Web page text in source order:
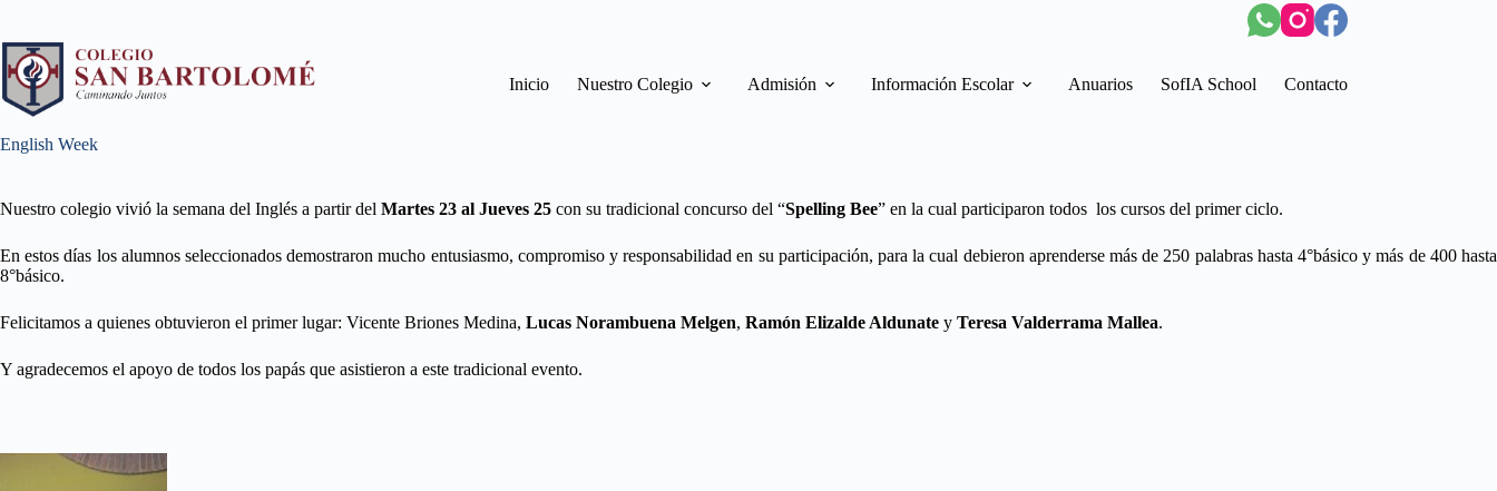
Inicio Nuestro Colegio Admisión Información Escolar Anuarios SofIA School Contacto
English Week
Nuestro colegio vivió la semana del Inglés a partir del Martes 23 al Jueves 25 con su tradicional concurso del “Spelling Bee” en la cual participaron todos los cursos del primer ciclo.
En estos días los alumnos seleccionados demostraron mucho entusiasmo, compromiso y responsabilidad en su participación, para la cual debieron aprenderse más de 250 palabras hasta 4°básico y más de 400 hasta
8°básico.
Felicitamos a quienes obtuvieron el primer lugar: Vicente Briones Medina, Lucas Norambuena Melgen, Ramón Elizalde Aldunate y Teresa Valderrama Mallea.
Y agradecemos el apoyo de todos los papás que asistieron a este tradicional evento.